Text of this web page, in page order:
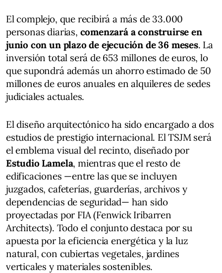
El complejo, que recibirá a más de 33.000
personas diarias, comenzará a construirse en
junio con un plazo de ejecución de 36 meses. La
inversión total será de 653 millones de euros, lo
que supondrá además un ahorro estimado de 50
millones de euros anuales en alquileres de sedes
judiciales actuales.
El diseño arquitectónico ha sido encargado a dos
estudios de prestigio internacional. El TSJM será
el emblema visual del recinto, diseñado por
Estudio Lamela, mientras que el resto de
edificaciones —entre las que se incluyen
juzgados, cafeterías, guarderías, archivos y
dependencias de seguridad— han sido
proyectadas por FIA (Fenwick Iribarren
Architects). Todo el conjunto destaca por su
apuesta por la eficiencia energética y la luz
natural, con cubiertas vegetales, jardines
verticales y materiales sostenibles.